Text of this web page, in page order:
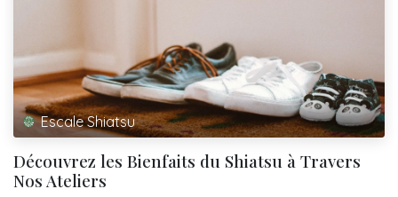
Escale Shiatsu
Découvrez les Bienfaits du Shiatsu à Travers
Nos Ateliers